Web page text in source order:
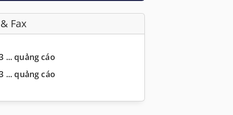
Fax
... quảng cáo
... quảng cáo